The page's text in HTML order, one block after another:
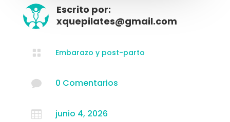
Escrito por:
xquepilates@gmail.com
 Embarazo y post-parto
 0 Comentarios
 junio 4, 2026